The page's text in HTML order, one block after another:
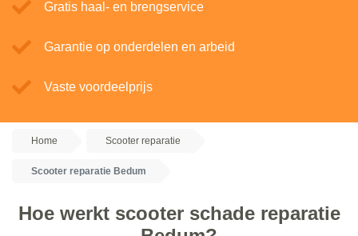
Gratis haal- en brengservice
Garantie op onderdelen en arbeid
Vaste voordeelprijs
Home Scooter reparatie
Scooter reparatie Bedum
Hoe werkt scooter schade reparatie